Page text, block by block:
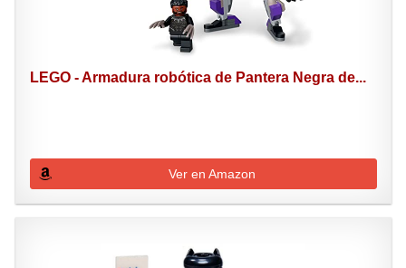
LEGO - Armadura robótica de Pantera Negra de...
Ver en Amazon